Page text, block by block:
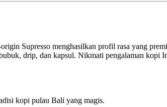
Supresso menghasilkan profil rasa yang
drip, dan kapsul. Nikmati pengalaman kopi
kopi pulau Bali yang magis.